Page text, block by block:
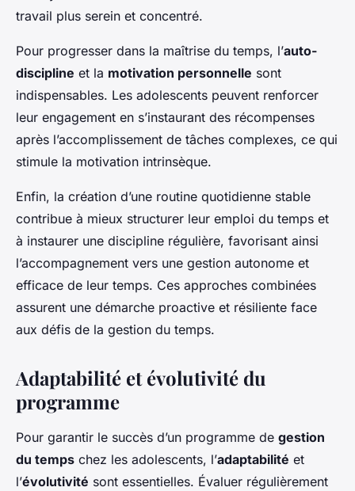
travail plus serein et concentré.
Pour progresser dans la maîtrise du temps, l’auto-
discipline et la motivation personnelle sont
indispensables. Les adolescents peuvent renforcer
leur engagement en s’instaurant des récompenses
après l’accomplissement de tâches complexes, ce qui
stimule la motivation intrinsèque.
Enfin, la création d’une routine quotidienne stable
contribue à mieux structurer leur emploi du temps et
à instaurer une discipline régulière, favorisant ainsi
l’accompagnement vers une gestion autonome et
efficace de leur temps. Ces approches combinées
assurent une démarche proactive et résiliente face
aux défis de la gestion du temps.
Adaptabilité et évolutivité du
programme
Pour garantir le succès d’un programme de gestion
du temps chez les adolescents, l’adaptabilité et
l’évolutivité sont essentielles. Évaluer régulièrement